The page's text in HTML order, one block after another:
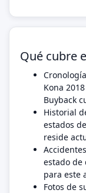
Qué cubre
Kona
Buyback
Historial
estados
reside
estado de
para este
Fotos de